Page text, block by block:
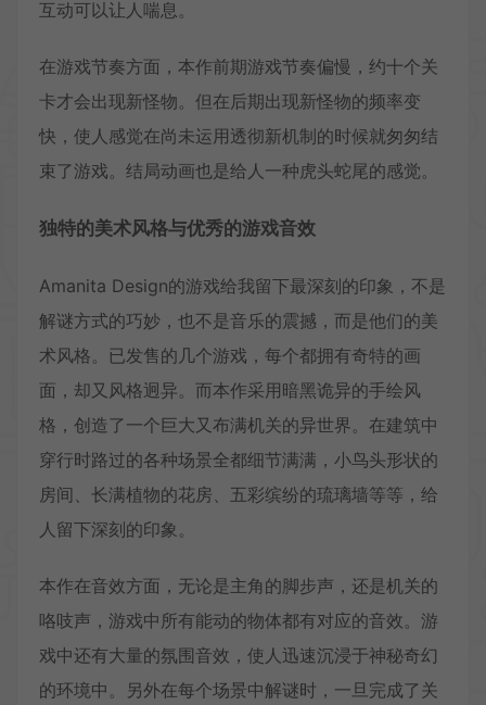
互动可以让人喘息。
在游戏节奏方面，本作前期游戏节奏偏慢，约十个关
卡才会出现新怪物。但在后期出现新怪物的频率变
快，使人感觉在尚未运用透彻新机制的时候就匆匆结
束了游戏。结局动画也是给人一种虎头蛇尾的感觉。
独特的美术风格与优秀的游戏音效
Amanita Design的游戏给我留下最深刻的印象，不是
解谜方式的巧妙，也不是音乐的震撼，而是他们的美
术风格。已发售的几个游戏，每个都拥有奇特的画
面，却又风格迥异。而本作采用暗黑诡异的手绘风
格，创造了一个巨大又布满机关的异世界。在建筑中
穿行时路过的各种场景全都细节满满，小鸟头形状的
房间、长满植物的花房、五彩缤纷的琉璃墙等等，给
人留下深刻的印象。
本作在音效方面，无论是主角的脚步声，还是机关的
咯吱声，游戏中所有能动的物体都有对应的音效。游
戏中还有大量的氛围音效，使人迅速沉浸于神秘奇幻
的环境中。另外在每个场景中解谜时，一旦完成了关